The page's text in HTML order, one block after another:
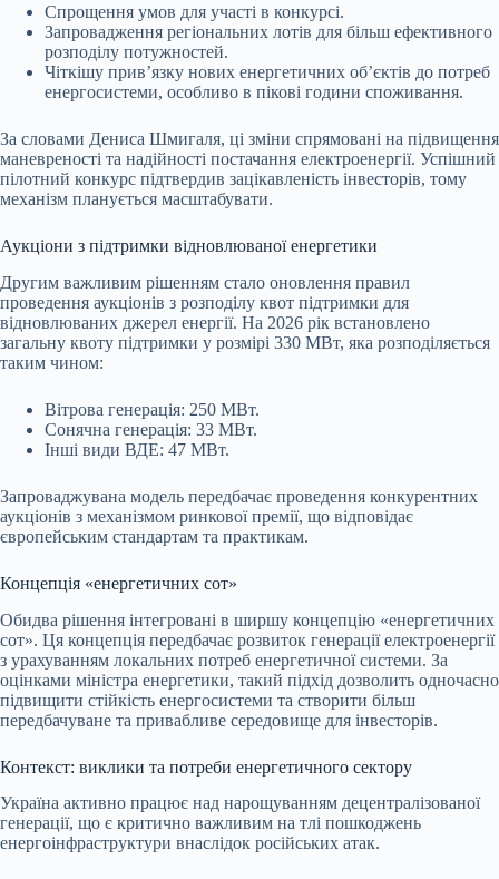
Спрощення умов для участі в конкурсі.
Запровадження регіональних лотів для більш ефективного
розподілу потужностей.
Чіткішу прив’язку нових енергетичних об’єктів до потреб
енергосистеми, особливо в пікові години споживання.
За словами Дениса Шмигаля, ці зміни спрямовані на підвищення
маневреності та надійності постачання електроенергії. Успішний
пілотний конкурс підтвердив зацікавленість інвесторів, тому
механізм планується масштабувати.
Аукціони з підтримки відновлюваної енергетики
Другим важливим рішенням стало оновлення правил
проведення аукціонів з розподілу квот підтримки для
відновлюваних джерел енергії. На 2026 рік встановлено
загальну квоту підтримки у розмірі 330 МВт, яка розподіляється
таким чином:
Вітрова генерація: 250 МВт.
Сонячна генерація: 33 МВт.
Інші види ВДЕ: 47 МВт.
Запроваджувана модель передбачає проведення конкурентних
аукціонів з механізмом ринкової премії, що відповідає
європейським стандартам та практикам.
Концепція «енергетичних сот»
Обидва рішення інтегровані в ширшу концепцію «енергетичних
сот». Ця концепція передбачає розвиток генерації електроенергії
з урахуванням локальних потреб енергетичної системи. За
оцінками міністра енергетики, такий підхід дозволить одночасно
підвищити стійкість енергосистеми та створити більш
передбачуване та привабливе середовище для інвесторів.
Контекст: виклики та потреби енергетичного сектору
Україна активно працює над нарощуванням децентралізованої
генерації, що є критично важливим на тлі пошкоджень
енергоінфраструктури внаслідок російських атак.